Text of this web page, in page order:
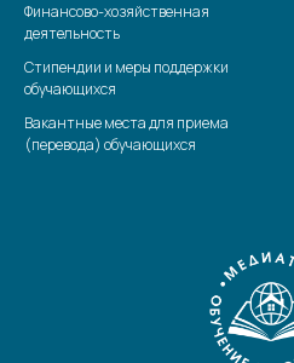
Финансово-хозяйственная
деятельность
Стипендии и меры поддержки
обучающихся
Вакантные места для приема
(перевода) обучающихся